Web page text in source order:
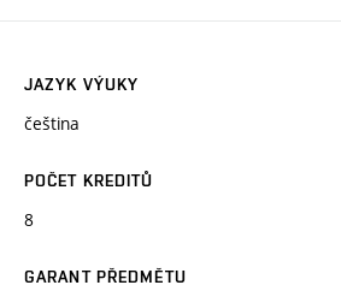
JAZYK VÝUKY
čeština
POČET KREDITŮ
8
GARANT PŘEDMĚTU